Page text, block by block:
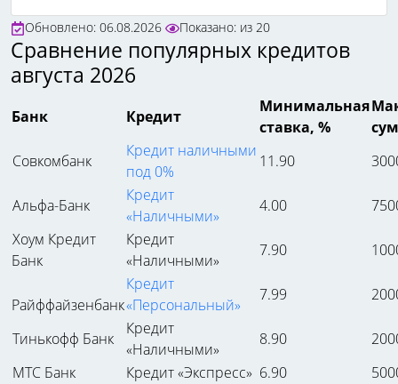
Обновлено: 06.08.2026 Показано: из 20
Сравнение популярных кредитов
августа 2026
Банк Кредит
Минимальная
ставка, %
Совкомбанк
Кредит наличными
под 0%
11.90
Альфа-Банк
Кредит
«Наличными»
4.00
Хоум Кредит
Банк
Кредит
«Наличными»
7.90
Райффайзенбанк
Кредит
«Персональный»
7.99
Тинькофф Банк
Кредит
«Наличными»
8.90
МТС Банк
Кредит «Экспресс» 6.90